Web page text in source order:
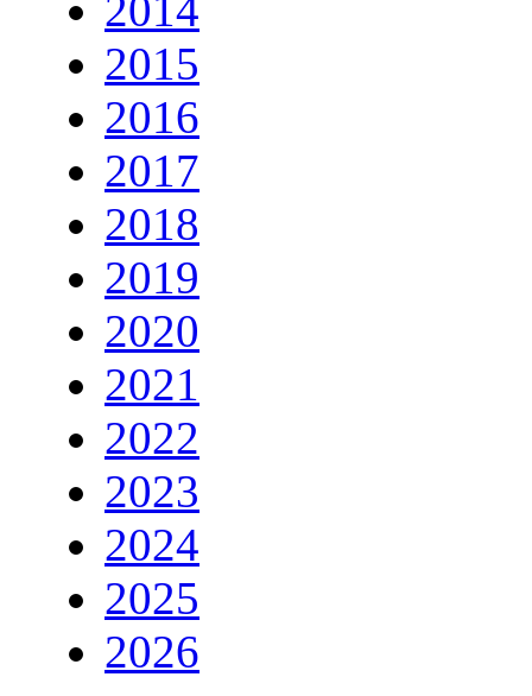
2015
2016
2017
2018
2019
2020
2021
2022
2023
2024
2025
2026